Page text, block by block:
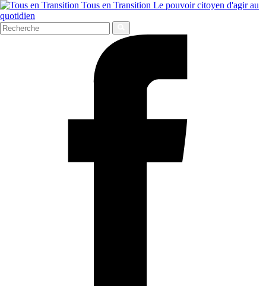
Tous en Transition Le pouvoir citoyen d'agir au
quotidien